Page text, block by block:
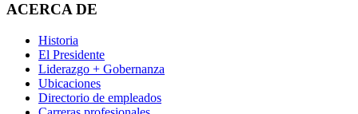
ACERCA DE
Historia
El Presidente
Liderazgo + Gobernanza
Ubicaciones
Directorio de empleados